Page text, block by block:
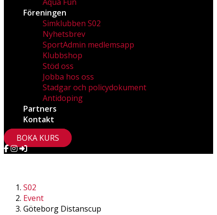
Föreningen
Simklubben S02
Nyhetsbrev
SportAdmin medlemsapp
Klubbshop
Stöd oss
Jobba hos oss
Stadgar och policydokument
Antidoping
Partners
Kontakt
BOKA KURS
S02
Event
Göteborg Distanscup